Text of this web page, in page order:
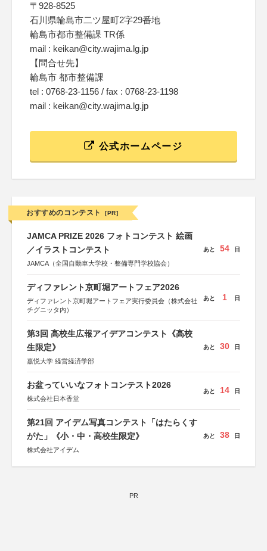
〒928-8525
石川県輪島市二ツ屋町2字29番地
輪島市都市整備課 TR係
mail : keikan@city.wajima.lg.jp
【問合せ先】
輪島市 都市整備課
tel : 0768-23-1156 / fax : 0768-23-1198
mail : keikan@city.wajima.lg.jp
公式ホームページ
おすすめのコンテスト [PR]
JAMCA PRIZE 2026 フォトコンテスト 絵画
／イラストコンテスト
JAMCA（全国自動車大学校・整備専門学校協会）
あと 54 日
ディファレント京町堀アートフェア2026
ディファレント京町堀アートフェア実行委員会（株式会社
チグニッタ内）
あと 1 日
第3回 高校生広報アイデアコンテスト《高校
生限定》
嘉悦大学 経営経済学部
あと 30 日
お盆っていいなフォトコンテスト2026
株式会社日本香堂
あと 14 日
第21回 アイデム写真コンテスト「はたらくす
がた」《小・中・高校生限定》
株式会社アイデム
あと 38 日
PR